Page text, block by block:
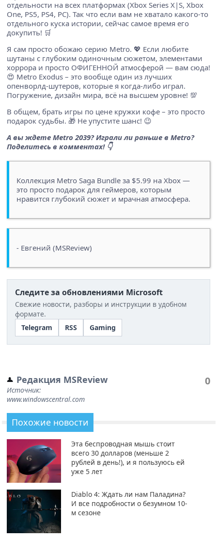
отдельности на всех платформах (Xbox Series X|S, Xbox
One, PS5, PS4, PC). Так что если вам не хватало какого-то
отдельного куска истории, сейчас самое время его
докупить! 🛒
Я сам просто обожаю серию Metro. 💖 Если любите
шутаны с глубоким одиночным сюжетом, элементами
хоррора и просто ОФИГЕННОЙ атмосферой — вам сюда!
😍 Metro Exodus – это вообще один из лучших
опенворлд-шутеров, которые я когда-либо играл.
Погружение, дизайн мира, всё на высшем уровне! 💯
В общем, брать игры по цене кружки кофе – это просто
подарок судьбы. 🎁 Не упустите шанс! 😉
А вы ждете Metro 2039? Играли ли раньше в Metro?
Поделитесь в комментах! 👇
Коллекция Metro Saga Bundle за $5.99 на Xbox —
это просто подарок для геймеров, которым
нравится глубокий сюжет и мрачная атмосфера.
- Евгений (MSReview)
Следите за обновлениями Microsoft
Свежие новости, разборы и инструкции в удобном
формате.
Telegram
RSS Gaming
Редакция MSReview
Источник:
www.windowscentral.com
0
Похожие новости
Эта беспроводная мышь стоит
всего 30 долларов (меньше 2
рублей в день!), и я пользуюсь ей
уже 5 лет
Diablo 4: Ждать ли нам Паладина?
И все подробности о безумном 10-
м сезоне